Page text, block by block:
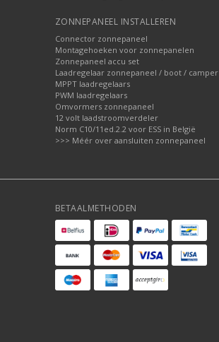
ZONNEPANEEL INSTALLEREN
Connector zonnepaneel
Montagehoeken voor zonnepanelen
Zonnepaneel accu set
Laadregelaar zonnepaneel / boot / camper
MPPT laadregelaars
PWM laadregelaars
Omvormers zonnepaneel
12 volt laadstroomverdeler
Norm C10/11ed.2.2 voor ESS in België
>>> Méér over aansluiten zonnepaneel
BETAALMETHODEN